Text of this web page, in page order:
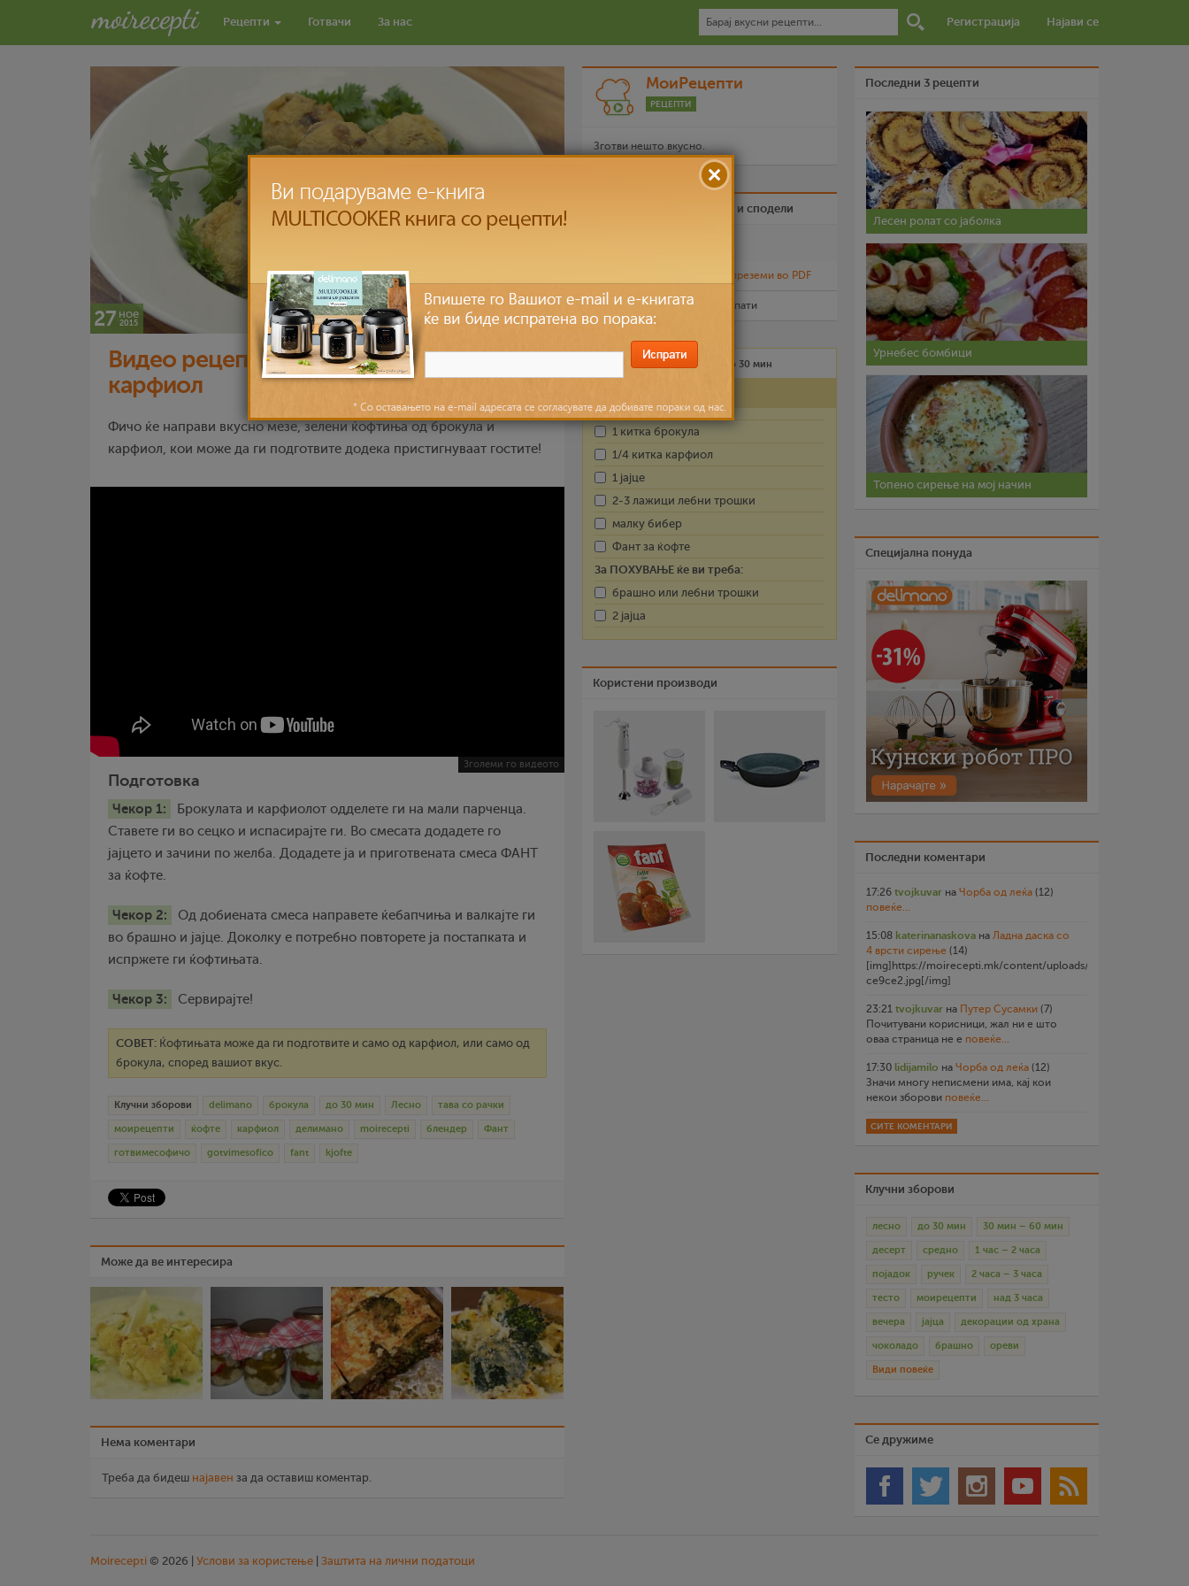
Рецепти Готвачи За нас Регистрација Најави се
27 ное
2015
Видео рецепт: Ќофтиња со брокула и
карфиол
Фичо ќе направи вкусно мезе, зелени ќофтиња од брокула и
карфиол, кои може да ги подготвите додека пристигнуваат гостите!
Зголеми го видеото
Подготовка
Чекор 1:
Брокулата и карфиолот одделете ги на мали парченца.
Ставете ги во сецко и испасирајте ги. Во смесата додадете го
јајцето и зачини по желба. Додадете ја и приготвената смеса ФАНТ
за ќофте.
Чекор 2:
Од добиената смеса направете ќебапчиња и валкајте ги
во брашно и јајце. Доколку е потребно повторете ја постапката и
испржете ги ќофтињата.
Чекор 3: Сервирајте!
СОВЕТ: Ќофтињата може да ги подготвите и само од карфиол, или само од
брокула, според вашиот вкус.
Клучни зборови delimano брокула до 30 мин Лесно тава со рачки
моирецепти ќофте карфиол делимано moirecepti блендер Фант
готвимесофичо gotvimesofico fant kjofte
Може да ве интересира
Нема коментари
Треба да бидеш најавен за да оставиш коментар.
МоиРецепти
РЕЦЕПТИ
Зготви нешто вкусно.
Биди вистински пријател и сподели
преземи во PDF
Рецептот е прочитан пати
Лесно 6 лица до 30 мин
1 китка брокула
1/4 китка карфиол
1 јајце
2-3 лажици лебни трошки
малку бибер
Фант за ќофте
За ПОХУВАЊЕ ќе ви треба:
брашно или лебни трошки
2 јајца
Користени производи
Последни 3 рецепти
Лесен ролат со јаболка
Урнебес бомбици
Топено сирење на мој начин
Специјална понуда
Последни коментари
17:26 tvojkuvar на Чорба од леќа (12)
повеќе...
15:08 katerinanaskova на Ладна даска со
4 врсти сирење (14)
[img]https://moirecepti.mk/content/uploads/2026/07/
ce9ce2.jpg[/img]
23:21 tvojkuvar на Путер Сусамки (7)
Почитувани корисници, жал ни е што
оваа страница не е повеќе...
17:30 lidijamilo на Чорба од леќа (12)
Значи многу неписмени има, кај кои
некои зборови повеќе...
СИТЕ КОМЕНТАРИ
Клучни зборови
лесно до 30 мин 30 мин – 60 мин
десерт средно 1 час – 2 часа
појадок ручек 2 часа – 3 часа
тесто моирецепти над 3 часа
вечера јајца декорации од храна
чоколадо брашно ореви
Види повеќе
Се дружиме
Moirecepti © 2026 | Услови за користење Заштита на лични податоци